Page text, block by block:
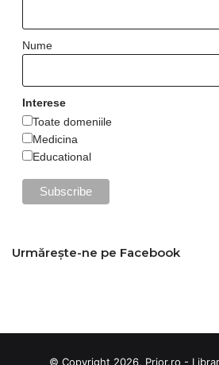
Nume
Interese
Toate domeniile
Medicina
Educational
Urmărește-ne pe Facebook
© Copyright 2026, Prior.ro -